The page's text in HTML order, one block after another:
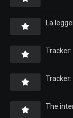
La
Tracker:
Tracker:
The